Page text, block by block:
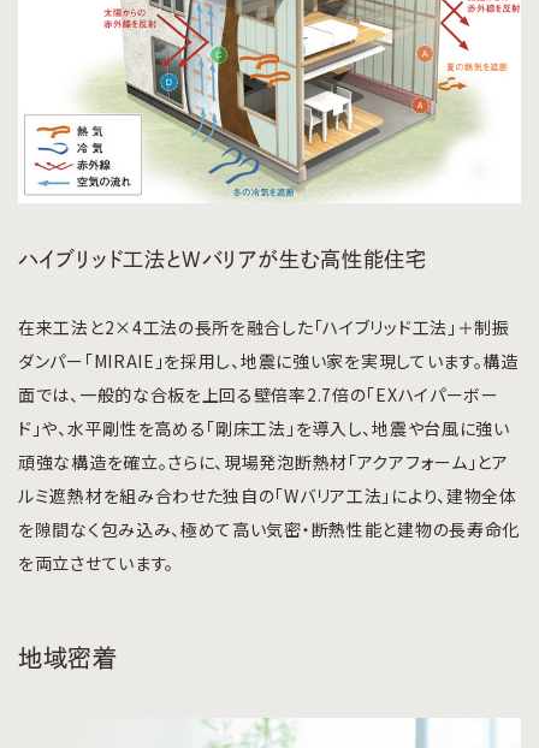
ハイブリッド工法とWバリアが生む高性能住宅
在来工法と2×4工法の長所を融合した「ハイブリッド工法」＋制振
ダンパー「MIRAIE」を採用し、地震に強い家を実現しています。構造
面では、一般的な合板を上回る壁倍率2.7倍の「EXハイパーボー
ド」や、水平剛性を高める「剛床工法」を導入し、地震や台風に強い
頑強な構造を確立。さらに、現場発泡断熱材「アクアフォーム」とア
ルミ遮熱材を組み合わせた独自の「Wバリア工法」により、建物全体
を隙間なく包み込み、極めて高い気密・断熱性能と建物の長寿命化
を両立させています。
地域密着